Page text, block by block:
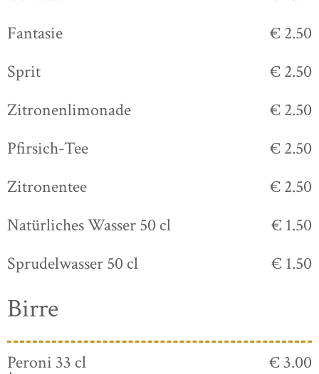
Fantasie
€ 2.50
Sprit
€ 2.50
Zitronenlimonade
€ 2.50
Pfirsich-Tee
€ 2.50
Zitronentee
€ 2.50
Natürliches Wasser 50 cl
€ 1.50
Sprudelwasser 50 cl
€ 1.50
Birre
Peroni 33 cl € 3.00